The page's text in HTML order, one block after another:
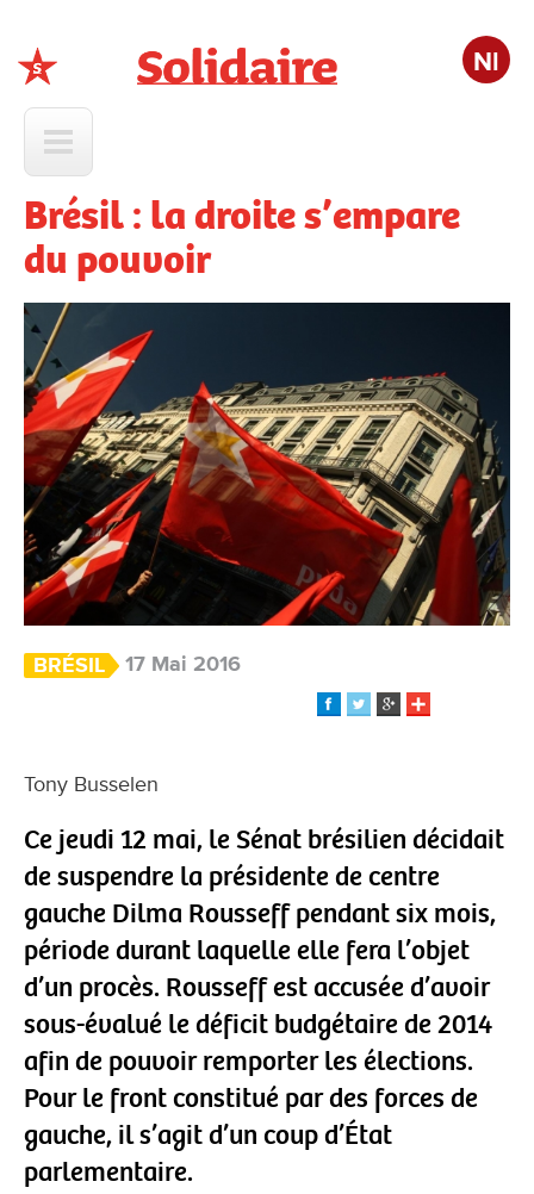
Nl
Brésil : la droite s’empare
du pouvoir
BRÉSIL 17 Mai 2016
Tony Busselen
Ce jeudi 12 mai, le Sénat brésilien décidait
de suspendre la présidente de centre
gauche Dilma Rousseff pendant six mois,
période durant laquelle elle fera l’objet
d’un procès. Rousseff est accusée d’avoir
sous-évalué le déficit budgétaire de 2014
afin de pouvoir remporter les élections.
Pour le front constitué par des forces de
gauche, il s’agit d’un coup d’État
parlementaire.